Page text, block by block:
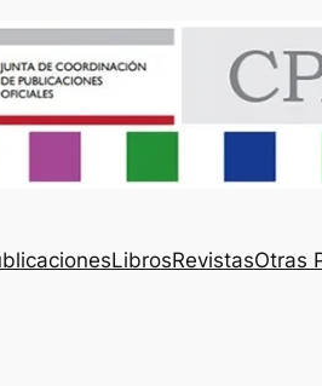
LibrosRevistasOtras